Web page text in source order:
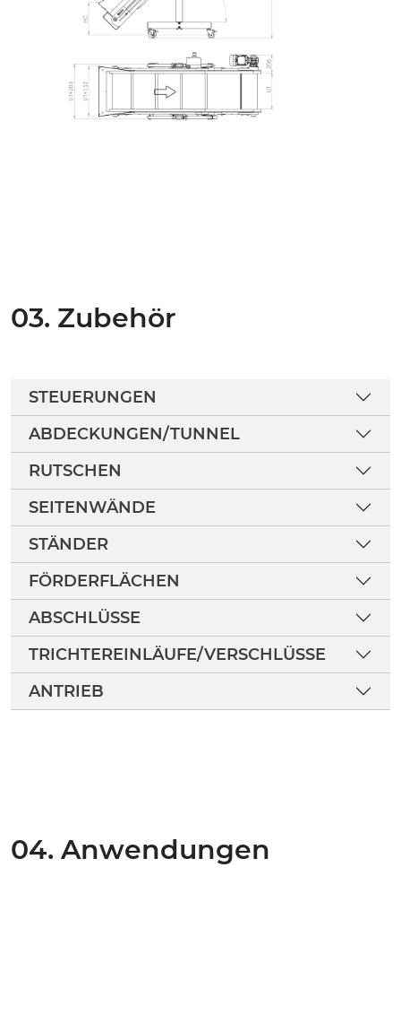
03. Zubehör
STEUERUNGEN
ABDECKUNGEN/TUNNEL
RUTSCHEN
SEITENWÄNDE
STÄNDER
FÖRDERFLÄCHEN
ABSCHLÜSSE
TRICHTEREINLÄUFE/VERSCHLÜSSE
ANTRIEB
04. Anwendungen